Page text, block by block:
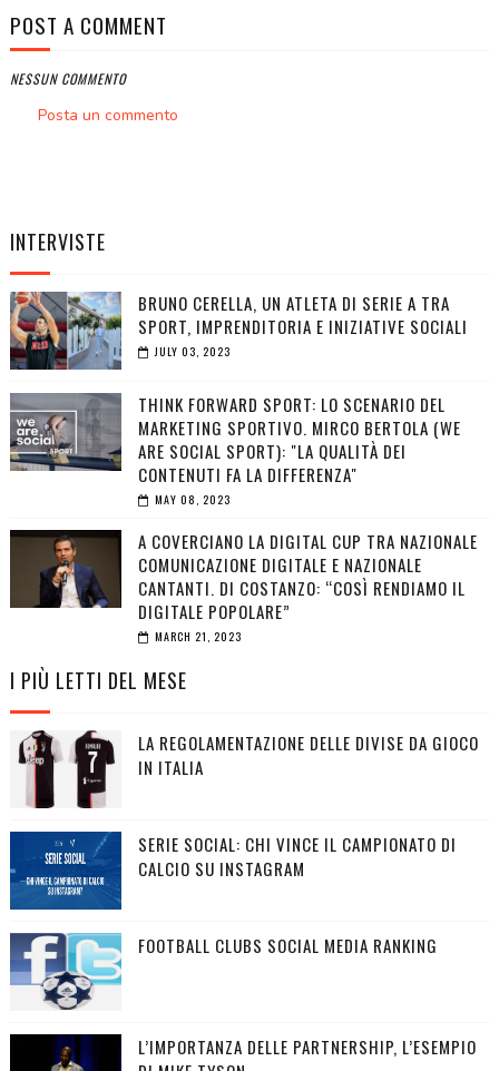
POST A COMMENT
NESSUN COMMENTO
Posta un commento
INTERVISTE
BRUNO CERELLA, UN ATLETA DI SERIE A TRA
SPORT, IMPRENDITORIA E INIZIATIVE SOCIALI
JULY 03, 2023
THINK FORWARD SPORT: LO SCENARIO DEL
MARKETING SPORTIVO. MIRCO BERTOLA (WE
ARE SOCIAL SPORT): "LA QUALITÀ DEI
CONTENUTI FA LA DIFFERENZA"
MAY 08, 2023
A COVERCIANO LA DIGITAL CUP TRA NAZIONALE
COMUNICAZIONE DIGITALE E NAZIONALE
CANTANTI. DI COSTANZO: “COSÌ RENDIAMO IL
DIGITALE POPOLARE”
MARCH 21, 2023
I PIÙ LETTI DEL MESE
LA REGOLAMENTAZIONE DELLE DIVISE DA GIOCO
IN ITALIA
SERIE SOCIAL: CHI VINCE IL CAMPIONATO DI
CALCIO SU INSTAGRAM
FOOTBALL CLUBS SOCIAL MEDIA RANKING
L’IMPORTANZA DELLE PARTNERSHIP, L’ESEMPIO